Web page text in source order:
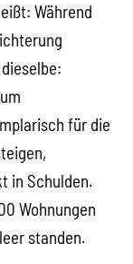
Während
für die
in Schulden.
Wohnungen
standen.